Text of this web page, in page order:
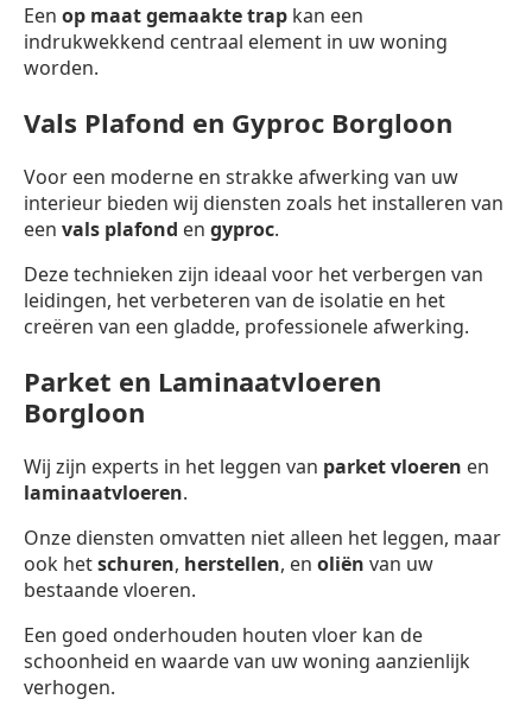
Een op maat gemaakte trap kan een
indrukwekkend centraal element in uw woning
worden.
Vals Plafond en Gyproc Borgloon
Voor een moderne en strakke afwerking van uw
interieur bieden wij diensten zoals het installeren van
een vals plafond en gyproc.
Deze technieken zijn ideaal voor het verbergen van
leidingen, het verbeteren van de isolatie en het
creëren van een gladde, professionele afwerking.
Parket en Laminaatvloeren
Borgloon
Wij zijn experts in het leggen van parket vloeren en
laminaatvloeren.
Onze diensten omvatten niet alleen het leggen, maar
ook hetschuren, herstellen, en oliën van uw
bestaande vloeren.
Een goed onderhouden houten vloer kan de
schoonheid en waarde van uw woning aanzienlijk
verhogen.